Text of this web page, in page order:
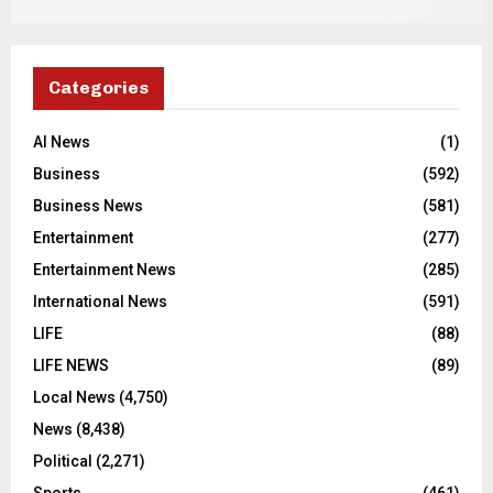
Categories
AI News
(1)
Business
(592)
Business News
(581)
Entertainment
(277)
Entertainment News
(285)
International News
(591)
LIFE
(88)
LIFE NEWS
(89)
Local News (4,750)
News (8,438)
Political (2,271)